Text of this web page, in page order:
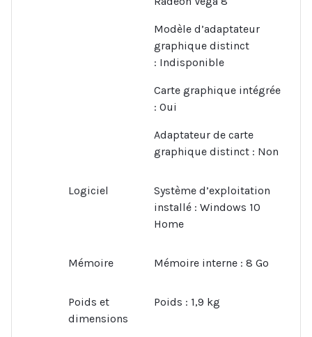
Modèle d’adaptateur
graphique distinct
: Indisponible
Carte graphique intégrée
:Oui
Adaptateur de carte
graphique distinct : Non
Logiciel
Système d’exploitation
installé :Windows 10
Home
Mémoire Mémoire interne :8 Go
Poids et
dimensions
Poids : 1,9 kg